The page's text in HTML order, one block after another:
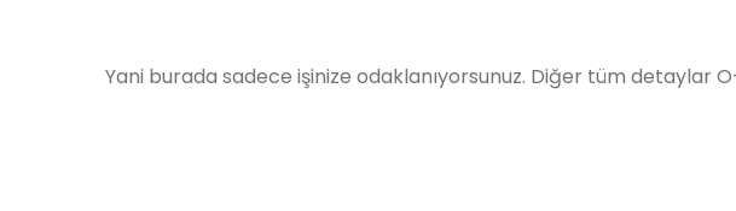
Yani burada sadece işinize odaklanıyorsunuz. Diğer tüm detaylar